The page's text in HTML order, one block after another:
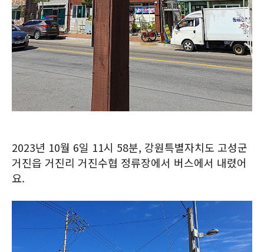
2023년 10월 6일 11시 58분, 강원특별자치도 고성군
거진읍 거진리 거진수협 정류장에서 버스에서 내렸어
요.